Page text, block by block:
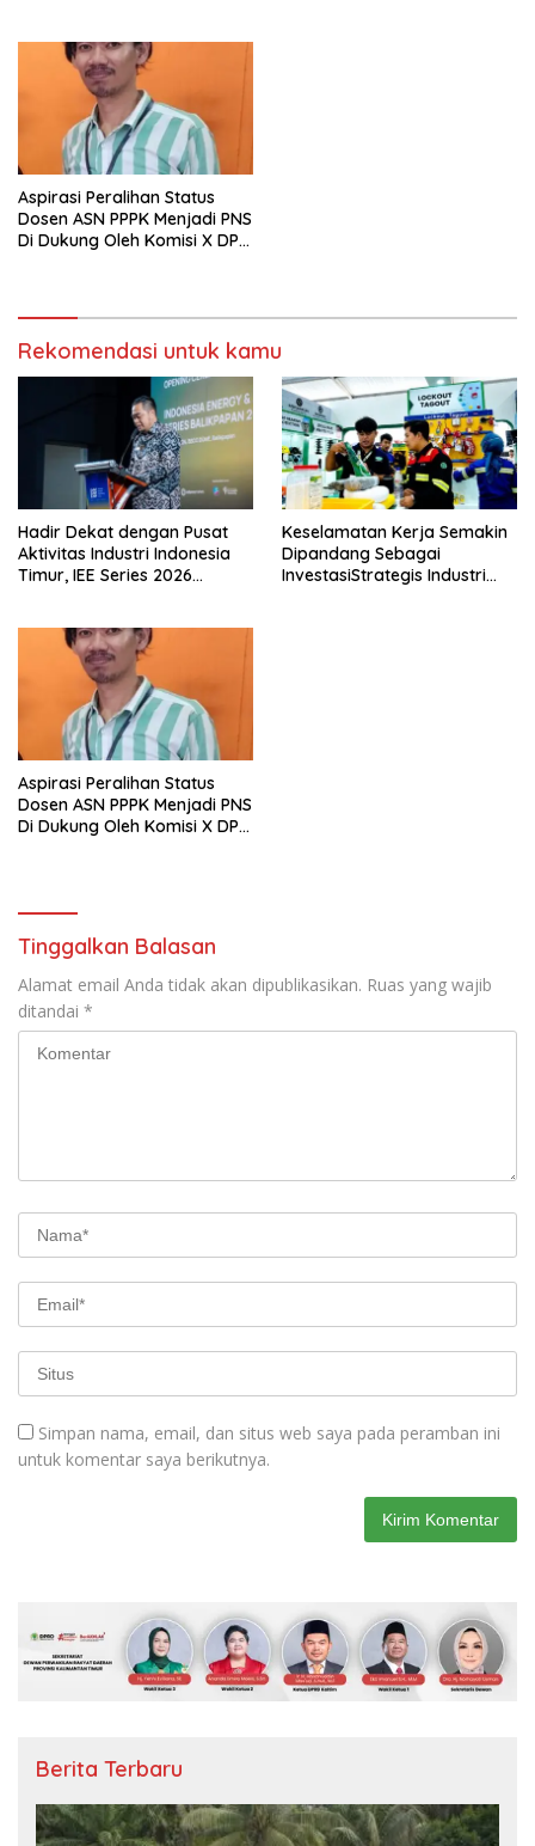
Aspirasi Peralihan Status
Dosen ASN PPPK Menjadi PNS
Di Dukung Oleh Komisi X DPR
Rekomendasi untuk kamu
Hadir Dekat dengan Pusat
Aktivitas Industri Indonesia
Timur, IEE Series 2026
Keselamatan Kerja Semakin
Dipandang Sebagai
InvestasiStrategis Industri
Aspirasi Peralihan Status
Dosen ASN PPPK Menjadi PNS
Di Dukung Oleh Komisi X DPR
Tinggalkan Balasan
Alamat email Anda tidak akan dipublikasikan. Ruas yang wajib
ditandai *
Simpan nama, email, dan situs web saya pada peramban ini
untuk komentar saya berikutnya.
Berita Terbaru